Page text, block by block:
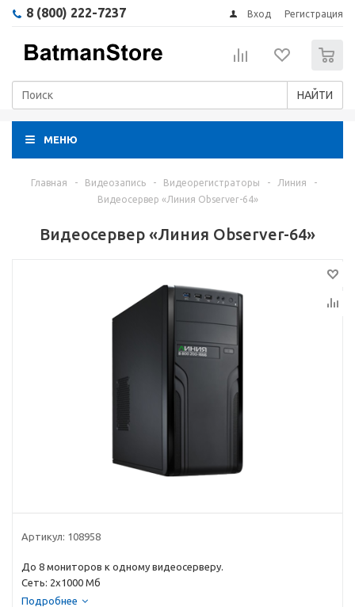
8 (800) 222-7237 Вход Регистрация
НАЙТИ
МЕНЮ
Главная - Видеозапись - Видеорегистраторы - Линия
-
Видеосервер «Линия Observer-64»
Видеосервер «Линия Observer-64»
Артикул: 108958
До 8 мониторов к одному видеосерверу.
Сеть: 2х1000 Мб
Подробнее